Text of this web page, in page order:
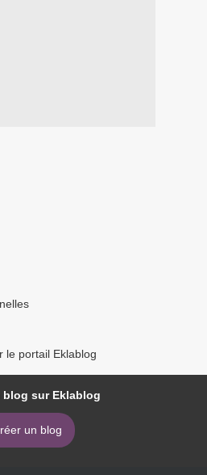
le portail Eklablog
blog sur Eklablog
un blog